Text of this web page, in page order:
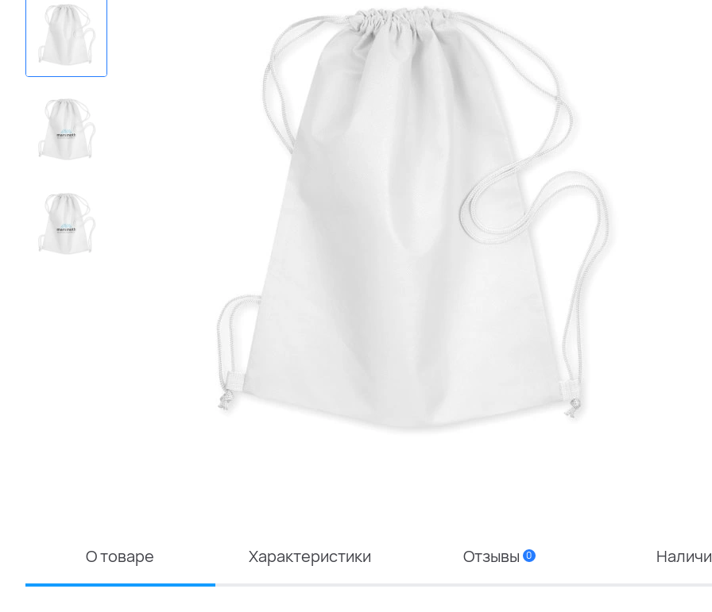
О товаре Характеристики Отзывы 0